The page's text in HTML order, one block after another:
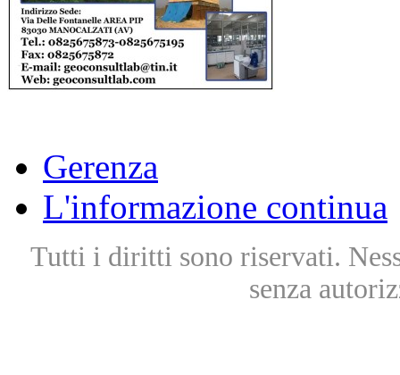
Gerenza
L'informazione continua
Tutti i diritti sono riservati.
senza